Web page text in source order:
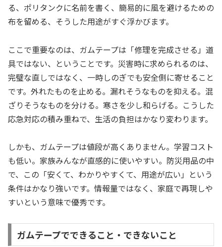
る、ポリタンクに名前を書く、簡易的に風を避けるための
布を留める、そうした用途がすぐ浮かびます。
ここで重要なのは、ガムテープは「修理を完成させる」道
具ではない、ということです。災害時に求められるのは、
完璧な直しではなく、一時しのぎでも安全側に寄せること
です。外れたものを止める。漏れそうなものを抑える。混
ざりそうなものを分ける。寒さを少し和らげる。こうした
応急対応の積み重ねで、生活の負担はかなり変わります。
しかも、ガムテープは値段が高くありません。学習コスト
も低い。家族みんなが直感的に使いやすい。防災用品の中
で、この「安くて、わかりやすくて、用途が広い」という
条件はかなり強いです。情報量ではなく、家庭で再現しや
すいという意味で優秀です。
ガムテープでできること・できないこと